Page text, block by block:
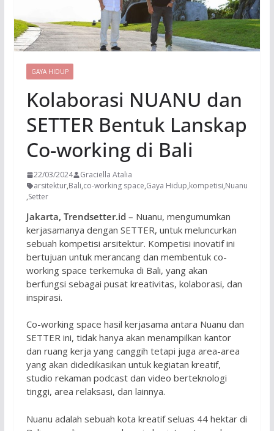
GAYA HIDUP
Kolaborasi NUANU dan
SETTER Bentuk Lanskap
Co-working di Bali
22/03/2024
Graciella Atalia
arsitektur,Bali,co-working space,Gaya Hidup,kompetisi,Nuanu
,Setter
Jakarta, Trendsetter.id – Nuanu, mengumumkan
kerjasamanya dengan SETTER, untuk meluncurkan
sebuah kompetisi arsitektur. Kompetisi inovatif ini
bertujuan untuk merancang dan membentuk co-
working space terkemuka di Bali, yang akan
berfungsi sebagai pusat kreativitas, kolaborasi, dan
inspirasi.
Co-working space hasil kerjasama antara Nuanu dan
SETTER ini, tidak hanya akan menampilkan kantor
dan ruang kerja yang canggih tetapi juga area-area
yang akan didedikasikan untuk kegiatan kreatif,
studio rekaman podcast dan video berteknologi
tinggi, area relaksasi, dan lainnya.
Nuanu adalah sebuah kota kreatif seluas 44 hektar di